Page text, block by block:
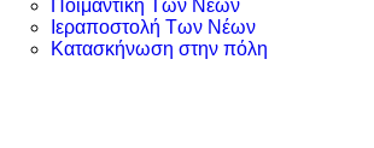
Ποιμαντική Των Νέων
Ιεραποστολή Των Νέων
Κατασκήνωση στην πόλη